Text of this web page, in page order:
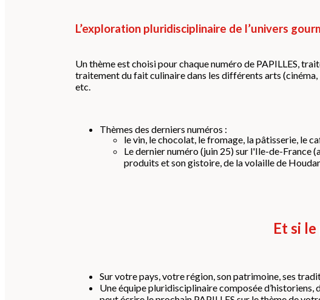
L’exploration pluridisciplinaire de l’univers
Un thème est choisi pour chaque numéro de PAPILLES,
traitement du fait culinaire dans les différents arts
etc.
Thèmes des derniers numéros :
le vin, le chocolat, le fromage, la pâtisserie, le
Le dernier numéro (juin 25) sur l'Ile-de-France
produits et son gistoire, de la volaille de
Et si
Sur votre pays, votre région, son patrimoine, ses
Une équipe pluridisciplinaire composée